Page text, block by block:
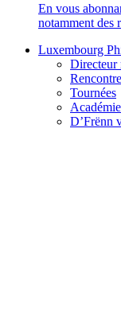
En vous
notamment des
Luxembourg
Directeur
Tournées
Académie
D’Frënn